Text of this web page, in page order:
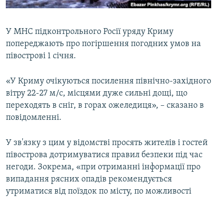
УКРАЇНСЬКА ПРОБЛЕМА КРИМУ
У МНС підконтрольного Росії уряду Криму
попереджають про погіршення погодних умов на
півострові 1 січня.
«У Криму очікуються посилення північно-західного
вітру 22-27 м/с, місцями дуже сильні дощі, що
переходять в сніг, в горах ожеледиця», – сказано в
повідомленні.
У зв'язку з цим у відомстві просять жителів і гостей
півострова дотримуватися правил безпеки під час
негоди. Зокрема, «при отриманні інформації про
випадання рясних опадів рекомендується
утриматися від поїздок по місту, по можливості